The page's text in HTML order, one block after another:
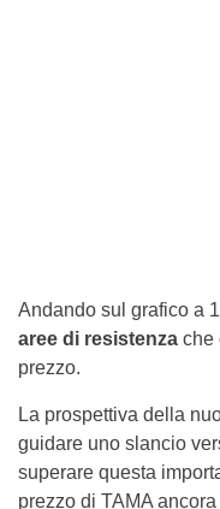
Andando sul grafico a
aree di resistenza che
prezzo.
La prospettiva della
guidare uno slancio
superare questa
prezzo di TAMA